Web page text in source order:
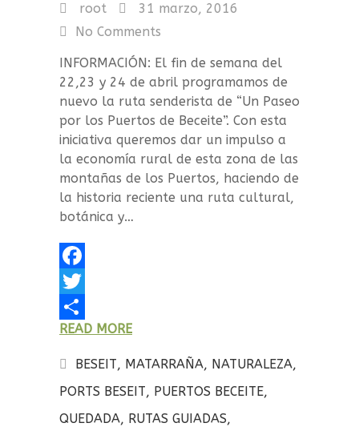
root
31 marzo, 2016
No Comments
INFORMACIÓN: El fin de semana del
22,23 y 24 de abril programamos de
nuevo la ruta senderista de “Un Paseo
por los Puertos de Beceite”. Con esta
iniciativa queremos dar un impulso a
la economía rural de esta zona de las
montañas de los Puertos, haciendo de
la historia reciente una ruta cultural,
botánica y…
F
a
c
e
b
T
w
i
t
C
o
m
READ MORE
BESEIT, MATARRAÑA, NATURALEZA,
PORTS BESEIT, PUERTOS BECEITE,
QUEDADA, RUTAS GUIADAS,